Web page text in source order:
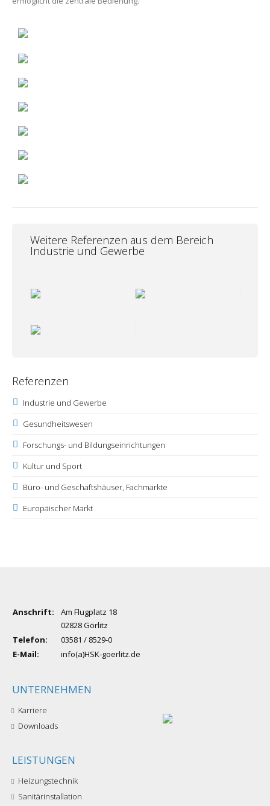
Weitere Referenzen aus dem Bereich
Industrie und Gewerbe
Referenzen
Industrie und Gewerbe
Gesundheitswesen
Forschungs- und Bildungseinrichtungen
Kultur und Sport
Büro- und Geschäftshäuser, Fachmärkte
Europäischer Markt
Anschrift:
Am Flugplatz 18
02828 Görlitz
Telefon:
03581 / 8529-0
E-Mail:
info(a)HSK-goerlitz.de
UNTERNEHMEN
Karriere
Downloads
LEISTUNGEN
Heizungstechnik
Sanitärinstallation